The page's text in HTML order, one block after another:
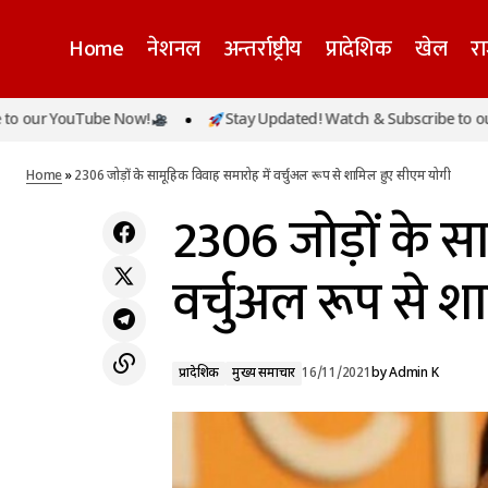
Home नेशनल अन्तर्राष्ट्रीय प्रादेशिक खेल
‘जनजातीय गौरव दिवस’ पर भगवान बिरसा मुंडा की
Now! Stay Updated! Watch & Subscribe to our
Home»2306 जोड़ों के सामूहिक विवाह समारोह में वर्चुअल रूप से शामिल हुए सीएम योगी
2306 जोड़ों के
वर्चुअल रूप से
प्रादेशिक मुख्य समाचार 16/11/2021byAdmin K